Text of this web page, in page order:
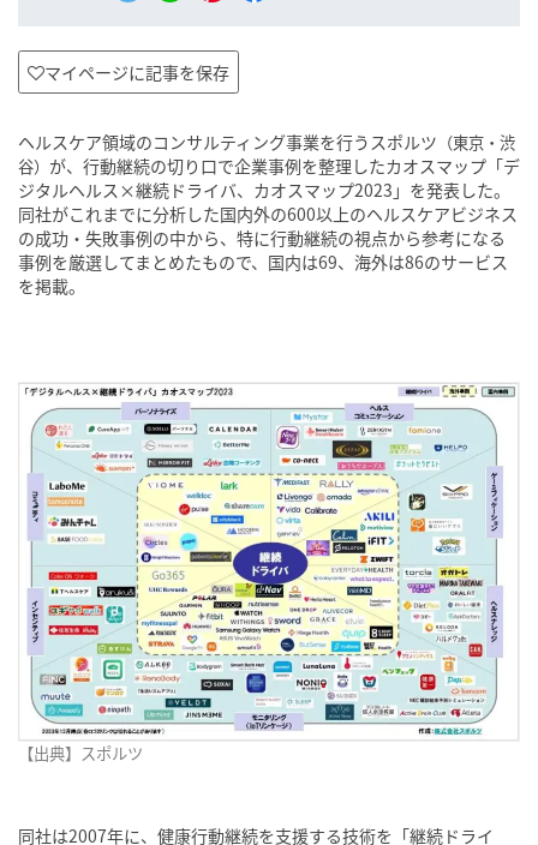
マイページに記事を保存
ヘルスケア領域のコンサルティング事業を行うスポルツ （東京・渋
谷） が、行動継続の切り口で企業事例を整理したカオスマップ「デ
ジタルヘルス×継続ドライバ、カオスマップ2023」を発表した。
同社がこれまでに分析した国内外の600以上のヘルスケアビジネス
の成功・失敗事例の中から、特に行動継続の視点から参考になる
事例を厳選してまとめたもので、国内は69、海外は86のサービス
を掲載。
【出典】スポルツ
同社は2007年に、健康行動継続を支援する技術を「継続ドライ